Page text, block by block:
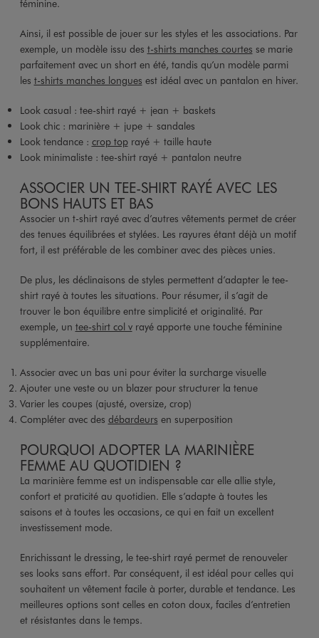
féminine.
Ainsi, il est possible de jouer sur les styles et les associations. Par
exemple, un modèle issu des t-shirts manches courtes se marie
parfaitement avec un short en été, tandis qu’un modèle parmi
les t-shirts manches longues est idéal avec un pantalon en hiver.
Look casual : tee-shirt rayé + jean + baskets
Look chic : marinière + jupe + sandales
Look tendance : crop toprayé + taille haute
Look minimaliste : tee-shirt rayé + pantalon neutre
ASSOCIER UN TEE-SHIRT RAYÉ AVEC LES
BONS HAUTS ET BAS
Associer un t-shirt rayé avec d’autres vêtements permet de créer
des tenues équilibrées et stylées. Les rayures étant déjà un motif
fort, il est préférable de les combiner avec des pièces unies.
De plus, les déclinaisons de styles permettent d’adapter le tee-
shirt rayé à toutes les situations. Pour résumer, il s’agit de
trouver le bon équilibre entre simplicité et originalité. Par
exemple, un tee-shirt col vrayé apporte une touche féminine
supplémentaire.
Associer avec un bas uni pour éviter la surcharge visuelle
Ajouter une veste ou un blazer pour structurer la tenue
Varier les coupes (ajusté, oversize, crop)
Compléter avec des débardeurs en superposition
POURQUOI ADOPTER LA MARINIÈRE
FEMME AU QUOTIDIEN ?
La marinière femme est un indispensable car elle allie style,
confort et praticité au quotidien. Elle s’adapte à toutes les
saisons et à toutes les occasions, ce qui en fait un excellent
investissement mode.
Enrichissant le dressing, le tee-shirt rayé permet de renouveler
ses looks sans effort. Par conséquent, il est idéal pour celles qui
souhaitent un vêtement facile à porter, durable et tendance. Les
meilleures options sont celles en coton doux, faciles d’entretien
et résistantes dans le temps.